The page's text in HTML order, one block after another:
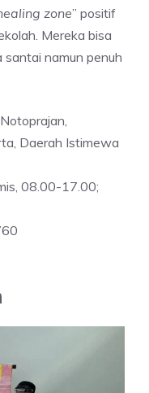
zone” positif
Mereka bisa
santai namun penuh
Daerah Istimewa
08.00-17.00;